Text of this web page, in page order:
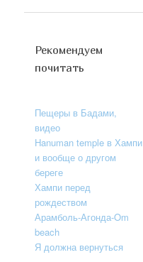
Рекомендуем
почитать
Пещеры в Бадами,
видео
Hanuman temple в Хампи
и вообще о другом
береге
Хампи перед
рождеством
Арамболь-Агонда-Om
beach
Я должна вернуться